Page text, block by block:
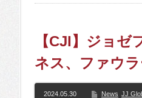
【CJI】ジョ
ネス、ファウ
2024.05.30 News JJ